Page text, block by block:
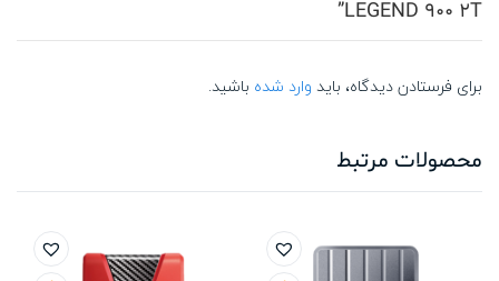
LEGEND 900 2T”
برای فرستادن دیدگاه، باید وارد شده باشید.
محصولات مرتبط